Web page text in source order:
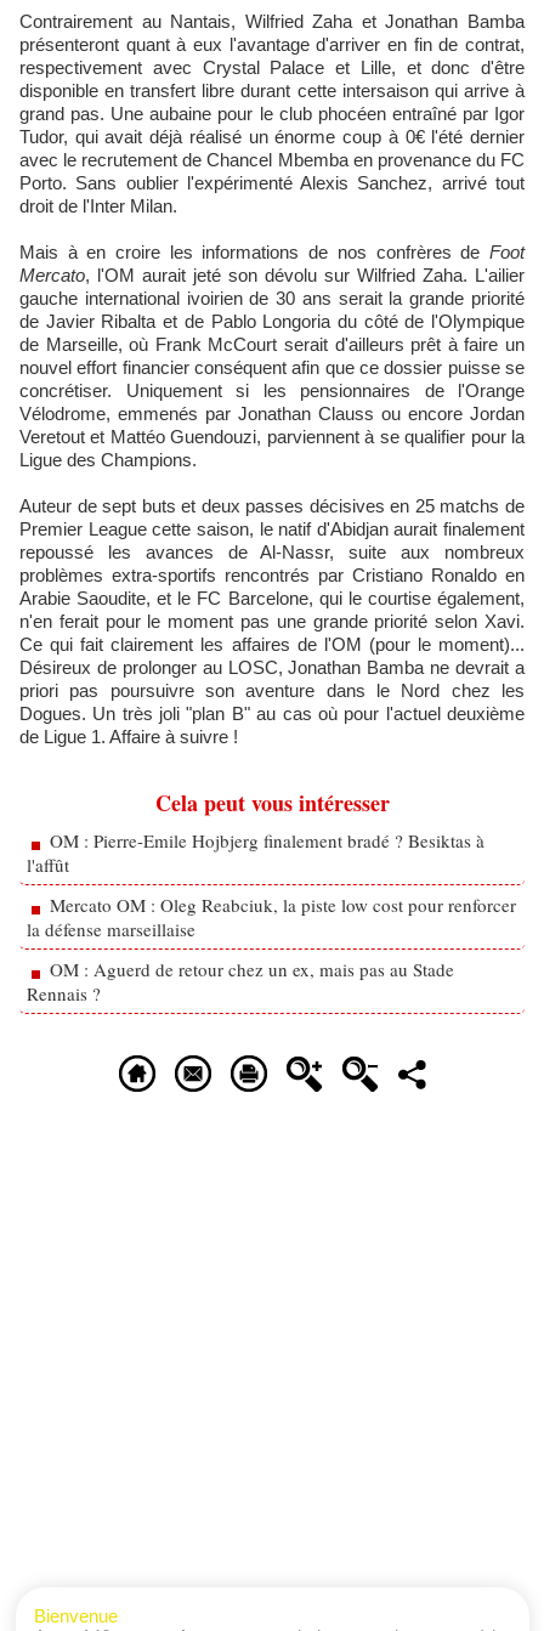
Contrairement au Nantais, Wilfried Zaha et Jonathan Bamba
présenteront quant à eux l'avantage d'arriver en fin de contrat,
respectivement avec Crystal Palace et Lille, et donc d'être
disponible en transfert libre durant cette intersaison qui arrive à
grand pas. Une aubaine pour le club phocéen entraîné par Igor
Tudor, qui avait déjà réalisé un énorme coup à 0€ l'été dernier
avec le recrutement de Chancel Mbemba en provenance du FC
Porto. Sans oublier l'expérimenté Alexis Sanchez, arrivé tout
droit de l'Inter Milan.
Mais à en croire les informations de nos confrères de Foot
Mercato, l'OM aurait jeté son dévolu sur Wilfried Zaha. L'ailier
gauche international ivoirien de 30 ans serait la grande priorité
de Javier Ribalta et de Pablo Longoria du côté de l'Olympique
de Marseille, où Frank McCourt serait d'ailleurs prêt à faire un
nouvel effort financier conséquent afin que ce dossier puisse se
concrétiser. Uniquement si les pensionnaires de l'Orange
Vélodrome, emmenés par Jonathan Clauss ou encore Jordan
Veretout et Mattéo Guendouzi, parviennent à se qualifier pour la
Ligue des Champions.
Auteur de sept buts et deux passes décisives en 25 matchs de
Premier League cette saison, le natif d'Abidjan aurait finalement
repoussé les avances de Al-Nassr, suite aux nombreux
problèmes extra-sportifs rencontrés par Cristiano Ronaldo en
Arabie Saoudite, et le FC Barcelone, qui le courtise également,
n'en ferait pour le moment pas une grande priorité selon Xavi.
Ce qui fait clairement les affaires de l'OM (pour le moment)...
Désireux de prolonger au LOSC, Jonathan Bamba ne devrait a
priori pas poursuivre son aventure dans le Nord chez les
Dogues. Un très joli "plan B" au cas où pour l'actuel deuxième
de Ligue 1. Affaire à suivre !
Cela peut vous intéresser
OM : Pierre-Emile Hojbjerg finalement bradé ? Besiktas à
l'affût
Mercato OM : Oleg Reabciuk, la piste low cost pour renforcer
la défense marseillaise
OM : Aguerd de retour chez un ex, mais pas au Stade
Rennais ?
Bienvenue